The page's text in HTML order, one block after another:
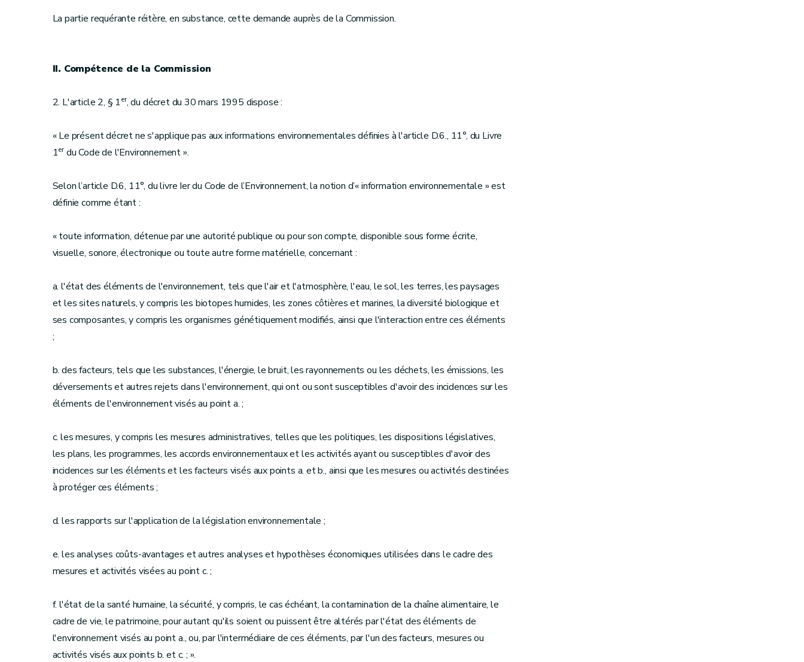
La partie requérante réitère, en substance, cette demande auprès de la Commission.
II. Compétence de la Commission
2. L'article 2, § 1er, du décret du 30 mars 1995 dispose :
« Le présent décret ne s'applique pas aux informations environnementales définies à l'article D.6., 11°, du Livre
1erdu Code de l'Environnement ».
Selon l’article D.6, 11°, du livre Ier du Code de l’Environnement, la notion d’« information environnementale » est
définie comme étant :
« toute information, détenue par une autorité publique ou pour son compte, disponible sous forme écrite,
visuelle, sonore, électronique ou toute autre forme matérielle, concernant :
a. l'état des éléments de l'environnement, tels que l'air et l'atmosphère, l'eau, le sol, les terres, les paysages
et les sites naturels, y compris les biotopes humides, les zones côtières et marines, la diversité biologique et
ses composantes, y compris les organismes génétiquement modifiés, ainsi que l'interaction entre ces éléments
;
b. des facteurs, tels que les substances, l'énergie, le bruit, les rayonnements ou les déchets, les émissions, les
déversements et autres rejets dans l'environnement, qui ont ou sont susceptibles d'avoir des incidences sur les
éléments de l'environnement visés au point a. ;
c. les mesures, y compris les mesures administratives, telles que les politiques, les dispositions législatives,
les plans, les programmes, les accords environnementaux et les activités ayant ou susceptibles d'avoir des
incidences sur les éléments et les facteurs visés aux points a. et b., ainsi que les mesures ou activités destinées
à protéger ces éléments ;
d. les rapports sur l'application de la législation environnementale ;
e. les analyses coûts-avantages et autres analyses et hypothèses économiques utilisées dans le cadre des
mesures et activités visées au point c. ;
f. l'état de la santé humaine, la sécurité, y compris, le cas échéant, la contamination de la chaîne alimentaire, le
cadre de vie, le patrimoine, pour autant qu'ils soient ou puissent être altérés par l'état des éléments de
l'environnement visés au point a., ou, par l'intermédiaire de ces éléments, par l'un des facteurs, mesures ou
activités visés aux points b. et c. ; ».